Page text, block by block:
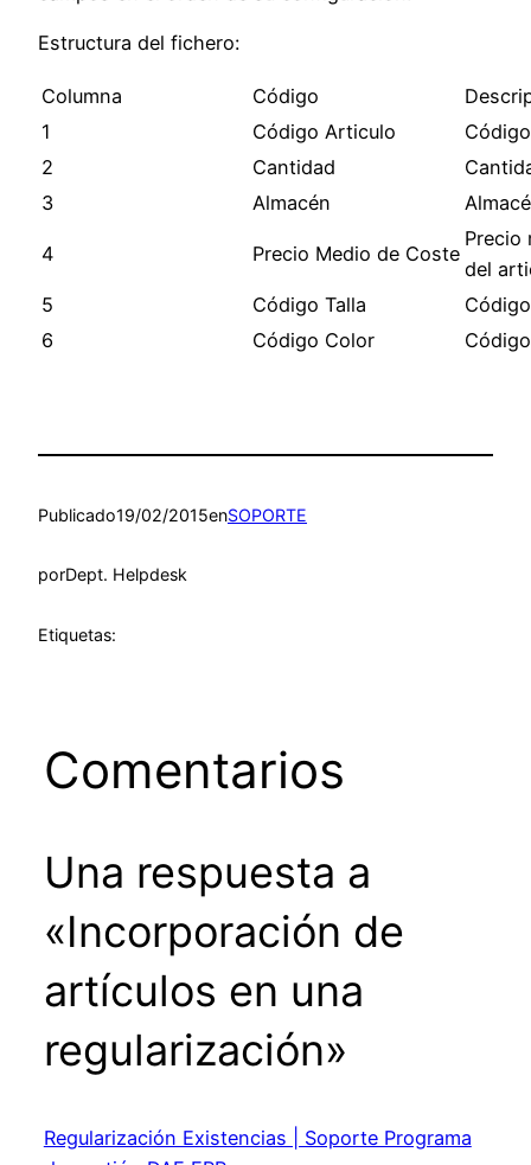
Estructura del fichero:
Columna Código
1
Código Articulo
2
Cantidad
3
Almacén
4 Precio Medio de Coste
Precio
del
5
Código Talla
6
Código Color
Publicado19/02/2015enSOPORTE
porDept. Helpdesk
Etiquetas:
Comentarios
Una respuesta a
«Incorporación de
artículos en una
regularización»
Regularización Existencias | Soporte Programa